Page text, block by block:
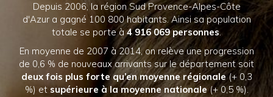
Depuis 2006, la région Sud Provence-Alpes-Côte
d'Azur a gagné 100 800 habitants. Ainsi sa population
totale se porte à4 916 069 personnes.
En moyenne de 2007 à 2014, on relève une progression
de 0,6 % de nouveaux arrivants sur le département soit
deux fois plus forte qu’en moyenne régionale(+ 0,3
%) et supérieure à la moyenne nationale(+ 0,5 %).